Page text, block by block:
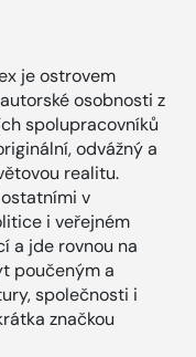
je ostrovem
osobnosti z
spolupracovníků
odvážný a
realitu.
v
i veřejném
a jde rovnou na
poučeným a
společnosti i
značkou